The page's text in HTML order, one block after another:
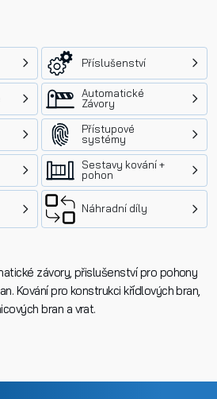
Příslušenství
Automatické
Závory
Přístupové
systémy
Sestavy kování +
pohon
Náhradní díly
závory, přislušenství pro pohony
Kování pro konstrukci křídlových bran,
bran a vrat.